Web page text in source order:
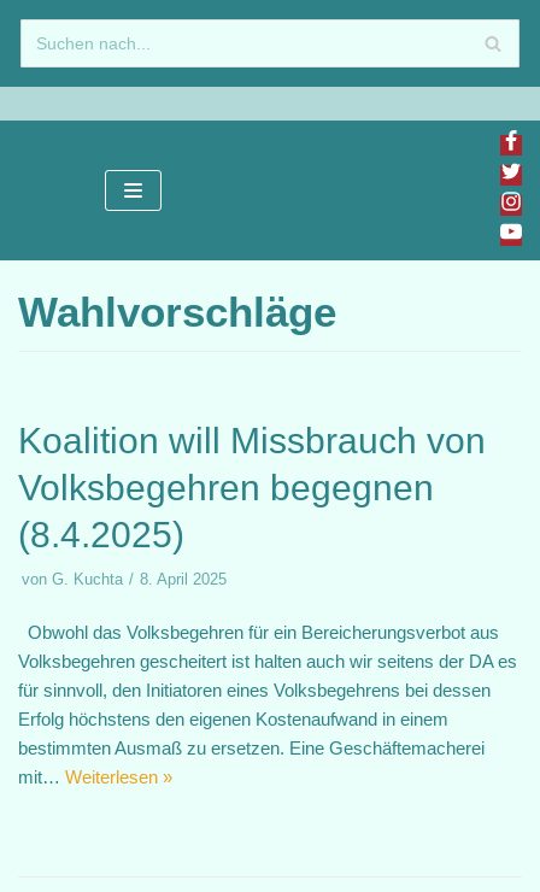
Zum
Inhalt
springen
Wahlvorschläge
Koalition will Missbrauch von
Volksbegehren begegnen
(8.4.2025)
von G. Kuchta 8. April 2025
Obwohl das Volksbegehren für ein Bereicherungsverbot aus
Volksbegehren gescheitert ist halten auch wir seitens der DA es
für sinnvoll, den Initiatoren eines Volksbegehrens bei dessen
Erfolg höchstens den eigenen Kostenaufwand in einem
bestimmten Ausmaß zu ersetzen. Eine Geschäftemacherei
mit… Weiterlesen »